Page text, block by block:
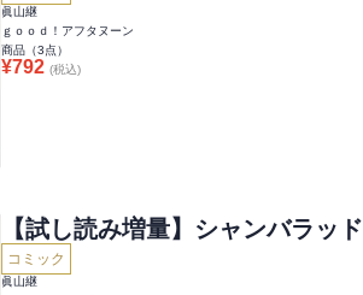
眞山継
ｇｏｏｄ！アフタヌーン
商品（3点）
¥792 (税込)
【試し読み増量】シャンバラッド
コミック
眞山継